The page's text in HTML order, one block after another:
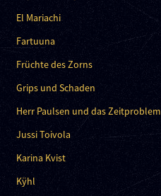
El Mariachi
Fartuuna
Früchte des Zorns
Grips und Schaden
Herr Paulsen und das Zeitproblem
Jussi Toivola
Karina Kvist
Kÿhl